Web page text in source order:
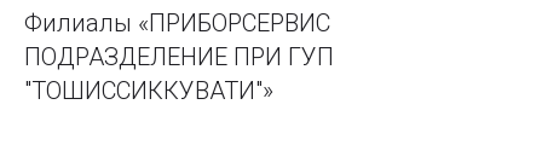
Филиалы «ПРИБОРСЕРВИС
ПОДРАЗДЕЛЕНИЕ ПРИ ГУП
"ТОШИССИККУВАТИ"»